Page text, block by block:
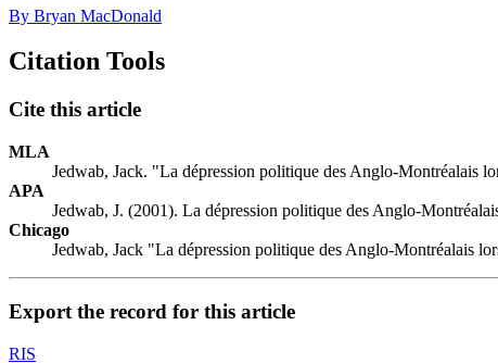
By Bryan MacDonald
Citation Tools
Cite this article
MLA
Jedwab, Jack. "La dépression politique des Anglo-Montréalais
APA
Jedwab, J. (2001). La dépression politique des Anglo-
Chicago
Jedwab, Jack "La dépression politique des Anglo-Montréalais
Export the record for this article
RIS